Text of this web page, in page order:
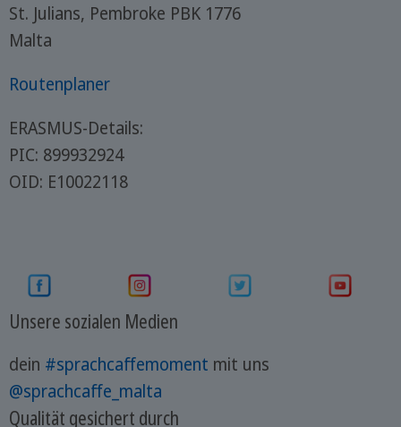
St. Julians, Pembroke PBK 1776
Malta
Routenplaner
ERASMUS-Details:
PIC: 899932924
OID: E10022118
Unsere sozialen Medien
dein #sprachcaffemoment mit uns
@sprachcaffe_malta
Qualität gesichert durch